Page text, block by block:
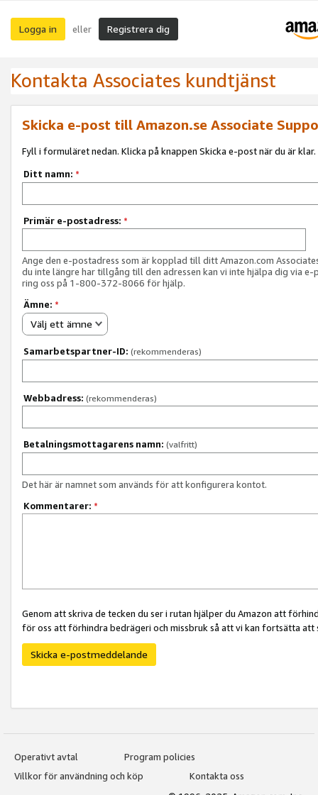
Logga in eller Registrera dig
Kontakta Associates kundtjänst
Skicka e-post till Amazon.se Associate
Fyll i formuläret nedan. Klicka på knappen Skicka e-post när du är klar.
Ditt namn: *
Primär e-postadress: *
Ange den e-postadress som är kopplad till ditt Amazon.com
du inte längre har tillgång till den adressen kan vi inte hjälpa dig via e-
ring oss på 1-800-372-8066 för hjälp.
Ämne: *
Välj ett ämne
Samarbetspartner-ID: (rekommenderas)
Webbadress: (rekommenderas)
Betalningsmottagarens namn: (valfritt)
Det här är namnet som används för att konfigurera kontot.
Kommentarer: *
Genom att skriva de tecken du ser i rutan hjälper du Amazon att
för oss att förhindra bedrägeri och missbruk så att vi kan fortsätta
Skicka e-postmeddelande
Operativt avtal
Program policies
Villkor för användning och köp
Kontakta oss